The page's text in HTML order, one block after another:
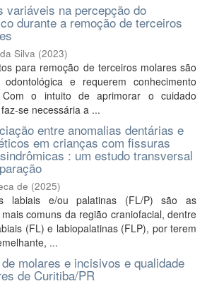
variáveis na percepção do
durante a remoção de terceiros
Silva (2023)
para remoção de terceiros molares são
e requerem conhecimento
o intuito de aprimorar o cuidado
se necessária a ...
entre anomalias dentárias e
em crianças com fissuras
: um estudo transversal
de (2025)
labiais e/ou palatinas (FL/P) são as
comuns da região craniofacial, dentre
(FL) e labiopalatinas (FLP), por terem
...
molares e incisivos e qualidade
de Curitiba/PR